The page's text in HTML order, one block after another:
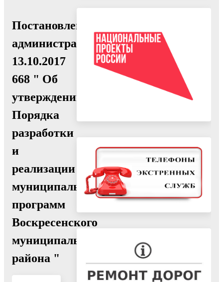
Постановление
администрации
13.10.2017
668 " Об
утверждении
Порядка
разработки
и
реализации
муниципальных
программ
Воскресенского
муниципального
района "